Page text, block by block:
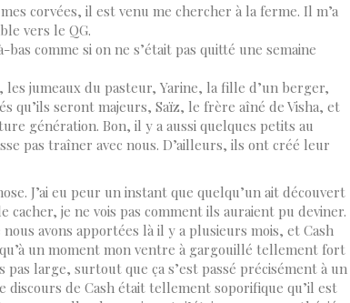
corvées, il est venu me chercher à la ferme. Il m’a
vers le QG.
comme si on ne s’était pas quitté une semaine
jumeaux du pasteur, Yarine, la fille d’un berger,
qu’ils seront majeurs, Saïz, le frère aîné de Visha, et
génération. Bon, il y a aussi quelques petits au
pas traîner avec nous. D’ailleurs, ils ont créé leur
J’ai eu peur un instant que quelqu’un ait découvert
cacher, je ne vois pas comment ils auraient pu deviner.
avons apportées là il y a plusieurs mois, et Cash
un moment mon ventre à gargouillé tellement fort
pas large, surtout que ça s’est passé précisément à un
discours de Cash était tellement soporifique qu’il est